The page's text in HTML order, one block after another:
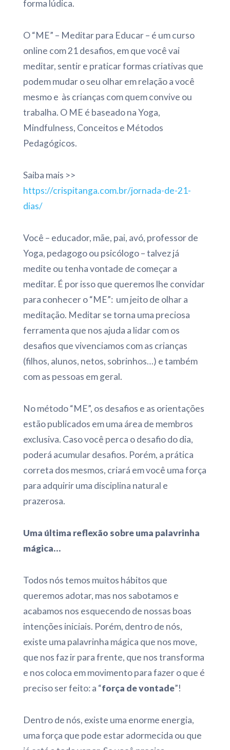
forma lúdica.
O “ME” – Meditar para Educar – é um curso
online com 21 desafios, em que você vai
meditar, sentir e praticar formas criativas que
podem mudar o seu olhar em relação a você
mesmo e às crianças com quem convive ou
trabalha. O ME é baseado na Yoga,
Mindfulness, Conceitos e Métodos
Pedagógicos.
Saiba mais >>
https://crispitanga.com.br/jornada-de-21-
dias/
Você – educador, mãe, pai, avó, professor de
Yoga, pedagogo ou psicólogo – talvez já
medite ou tenha vontade de começar a
meditar. É por isso que queremos lhe convidar
para conhecer o “ME”: um jeito de olhar a
meditação. Meditar se torna uma preciosa
ferramenta que nos ajuda a lidar com os
desafios que vivenciamos com as crianças
(filhos, alunos, netos, sobrinhos…) e também
com as pessoas em geral.
No método “ME”, os desafios e as orientações
estão publicados em uma área de membros
exclusiva. Caso você perca o desafio do dia,
poderá acumular desafios. Porém, a prática
correta dos mesmos, criará em você uma força
para adquirir uma disciplina natural e
prazerosa.
Uma última reflexão sobre uma palavrinha
mágica…
Todos nós temos muitos hábitos que
queremos adotar, mas nos sabotamos e
acabamos nos esquecendo de nossas boas
intenções iniciais. Porém, dentro de nós,
existe uma palavrinha mágica que nos move,
que nos faz ir para frente, que nos transforma
e nos coloca em movimento para fazer o que é
preciso ser feito: a “força de vontade”!
Dentro de nós, existe uma enorme energia,
uma força que pode estar adormecida ou que